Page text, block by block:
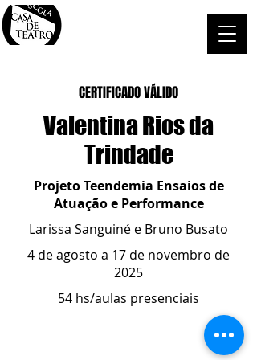
CERTIFICADO VÁLIDO
Valentina Rios da
Trindade
Projeto Teendemia Ensaios de
Atuação e Performance
Larissa Sanguiné e Bruno Busato
4 de agosto a 17 de novembro de
2025
54 hs/aulas presenciais
ESCOLA CASA DE TEATRO